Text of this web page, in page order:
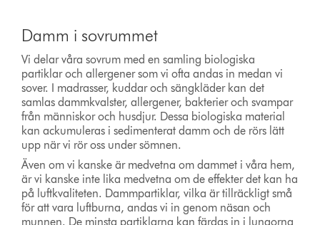
Damm i sovrummet
Vi delar våra sovrum med en samling biologiska
partiklar och allergener som vi ofta andas in medan vi
sover. I madrasser, kuddar och sängkläder kan det
samlas dammkvalster, allergener, bakterier och svampar
från människor och husdjur. Dessa biologiska material
kan ackumuleras i sedimenterat damm och de rörs lätt
upp när vi rör oss under sömnen.
Även om vi kanske är medvetna om dammet i våra hem,
är vi kanske inte lika medvetna om de effekter det kan ha
på luftkvaliteten. Dammpartiklar, vilka är tillräckligt små
för att vara luftburna, andas vi in genom näsan och
munnen. De minsta partiklarna kan färdas in i lungorna